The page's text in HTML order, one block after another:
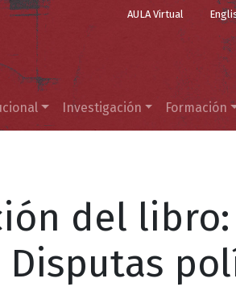
Top Menu
AULA Virtual
Investigación Formación
del